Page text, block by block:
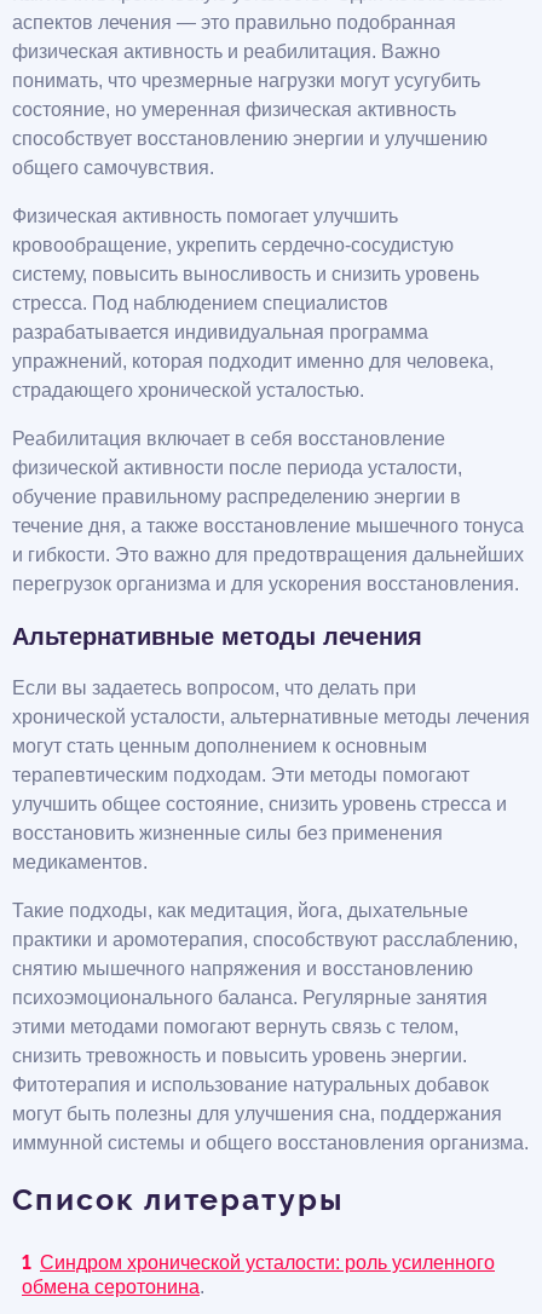
аспектов лечения — это правильно подобранная
физическая активность и реабилитация. Важно
понимать, что чрезмерные нагрузки могут усугубить
состояние, но умеренная физическая активность
способствует восстановлению энергии и улучшению
общего самочувствия.
Физическая активность помогает улучшить
кровообращение, укрепить сердечно-сосудистую
систему, повысить выносливость и снизить уровень
стресса. Под наблюдением специалистов
разрабатывается индивидуальная программа
упражнений, которая подходит именно для человека,
страдающего хронической усталостью.
Реабилитация включает в себя восстановление
физической активности после периода усталости,
обучение правильному распределению энергии в
течение дня, а также восстановление мышечного тонуса
и гибкости. Это важно для предотвращения дальнейших
перегрузок организма и для ускорения восстановления.
Альтернативные методы лечения
Если вы задаетесь вопросом, что делать при
хронической усталости, альтернативные методы лечения
могут стать ценным дополнением к основным
терапевтическим подходам. Эти методы помогают
улучшить общее состояние, снизить уровень стресса и
восстановить жизненные силы без применения
медикаментов.
Такие подходы, как медитация, йога, дыхательные
практики и аромотерапия, способствуют расслаблению,
снятию мышечного напряжения и восстановлению
психоэмоционального баланса. Регулярные занятия
этими методами помогают вернуть связь с телом,
снизить тревожность и повысить уровень энергии.
Фитотерапия и использование натуральных добавок
могут быть полезны для улучшения сна, поддержания
иммунной системы и общего восстановления организма.
Список литературы
Синдром хронической усталости: роль усиленного
обмена серотонина.